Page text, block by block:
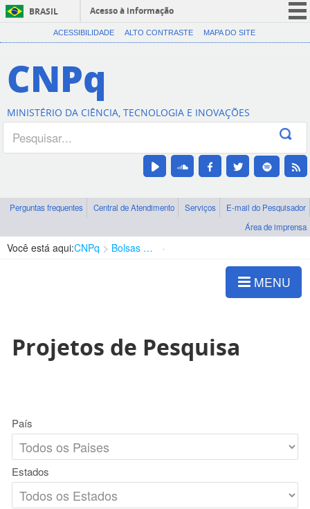
BRASIL
Acesso à informação
CORONAVÍRUS (COVID-19)
Canais
ACESSIBILIDADE ALTO CONTRASTE MAPA DO SITE
CNPq
MINISTÉRIO DA CIÊNCIA, TECNOLOGIA E INOVAÇÕES
Perguntas frequentes Central de Atendimento Serviços
E-mail do Pesquisador
Área de imprensa
Você está aqui:CNPq Bolsas e Auxílios Vigentes
MENU
Projetos de Pesquisa
País
Estados